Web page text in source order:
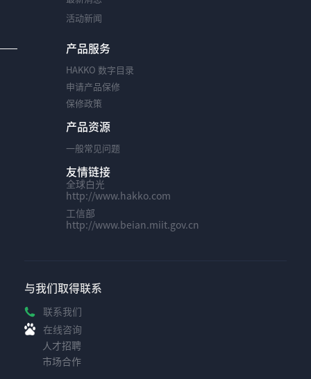
活动新闻
产品服务
HAKKO 数字目录
申请产品保修
保修政策
产品资源
一般常见问题
友情链接
全球白光
http://www.hakko.com
工信部
http://www.beian.miit.gov.cn
与我们取得联系
联系我们
在线咨询
人才招聘
市场合作